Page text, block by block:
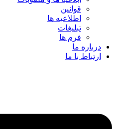
قوانین
اطلاعیه ها
تبلیغات
فرم ها
درباره ما
ارتباط با ما